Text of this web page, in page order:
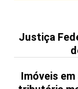
Justiça
Imóveis